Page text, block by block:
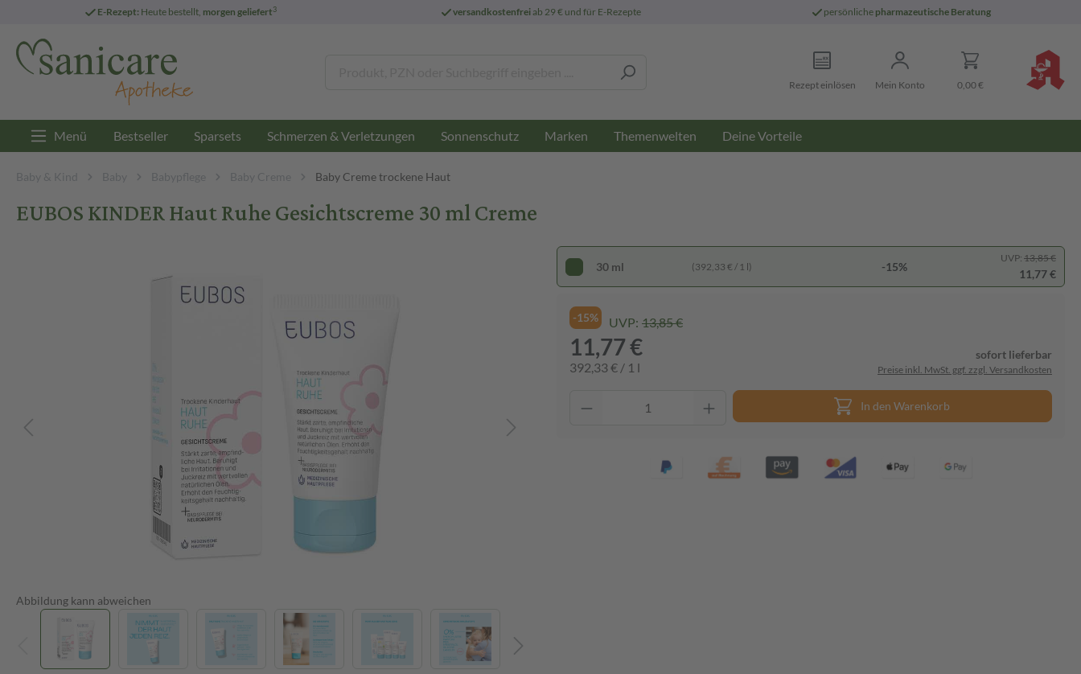
E-Rezept: Heute bestellt, morgen geliefert3 versandkostenfreiab 29 € und für E-Rezepte persönliche pharmazeutische Beratung
Rezept einlösen Mein Konto 0,00 €
Menü Bestseller Sparsets Schmerzen & Verletzungen Sonnenschutz Marken Themenwelten Deine Vorteile
Baby & Kind Baby Babypflege Baby Creme Baby Creme trockene Haut
EUBOS KINDER Haut Ruhe Gesichtscreme 30 ml Creme
Abbildung kann abweichen
30 ml (392,33 € / 1 l) -15%
UVP: 13,85 €
11,77 €
-15% UVP: 13,85 €
11,77 €
392,33 € / 1 l
sofort lieferbar
Preise inkl. MwSt. ggf. zzgl. Versandkosten
In den Warenkorb